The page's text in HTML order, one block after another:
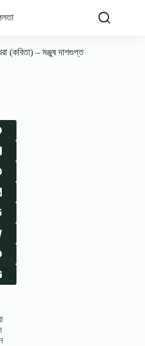
– মঞ্জুষ দাশগুপ্ত